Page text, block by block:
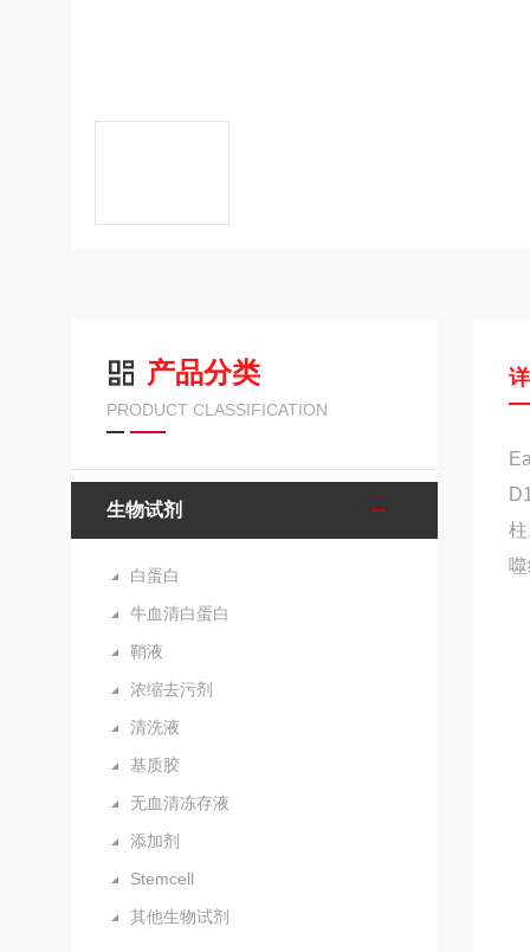
产品分类
PRODUCT CLASSIFICATION
生物试剂
白蛋白
牛血清白蛋白
鞘液
浓缩去污剂
清洗液
基质胶
无血清冻存液
添加剂
Stemcell
其他生物试剂